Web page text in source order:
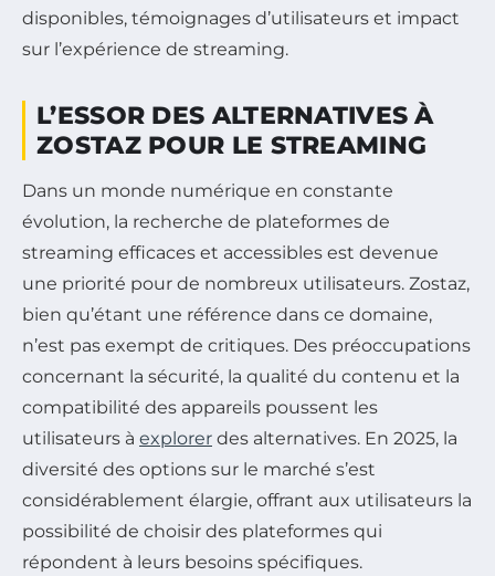
disponibles, témoignages d’utilisateurs et impact
sur l’expérience de streaming.
L’ESSOR DES ALTERNATIVES À
ZOSTAZ POUR LE STREAMING
Dans un monde numérique en constante
évolution, la recherche de plateformes de
streaming efficaces et accessibles est devenue
une priorité pour de nombreux utilisateurs. Zostaz,
bien qu’étant une référence dans ce domaine,
n’est pas exempt de critiques. Des préoccupations
concernant la sécurité, la qualité du contenu et la
compatibilité des appareils poussent les
utilisateurs à explorer des alternatives. En 2025, la
diversité des options sur le marché s’est
considérablement élargie, offrant aux utilisateurs la
possibilité de choisir des plateformes qui
répondent à leurs besoins spécifiques.